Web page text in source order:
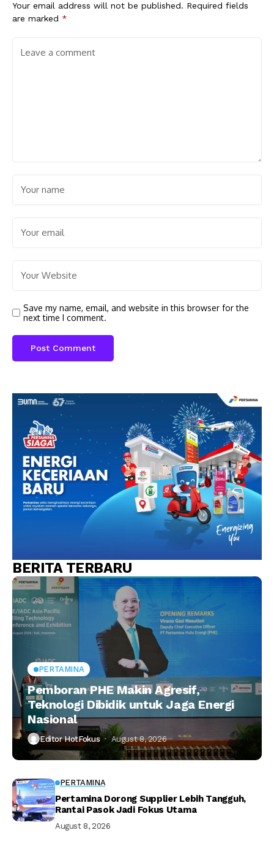
Your email address will not be published. Required fields
are marked *
Save my name, email, and website in this browser for the
next time I comment.
BERITA TERBARU
PERTAMINA
Pemboran PHE Makin Agresif,
Teknologi Dibidik untuk Jaga Energi
Nasional
Editor HotFokus August 8, 2026
PERTAMINA
Pertamina Dorong Supplier Lebih Tangguh,
Rantai Pasok Jadi Fokus Utama
August 8, 2026